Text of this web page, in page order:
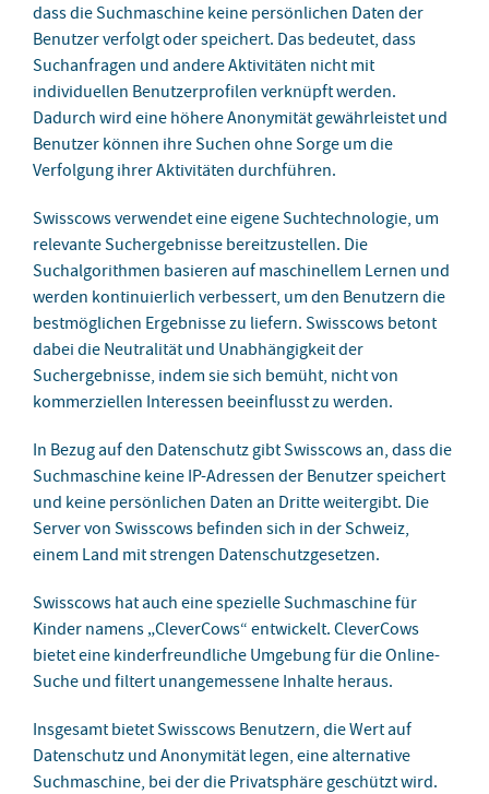
dass die Suchmaschine keine persönlichen Daten der
Benutzer verfolgt oder speichert. Das bedeutet, dass
Suchanfragen und andere Aktivitäten nicht mit
individuellen Benutzerprofilen verknüpft werden.
Dadurch wird eine höhere Anonymität gewährleistet und
Benutzer können ihre Suchen ohne Sorge um die
Verfolgung ihrer Aktivitäten durchführen.
Swisscows verwendet eine eigene Suchtechnologie, um
relevante Suchergebnisse bereitzustellen. Die
Suchalgorithmen basieren auf maschinellem Lernen und
werden kontinuierlich verbessert, um den Benutzern die
bestmöglichen Ergebnisse zu liefern. Swisscows betont
dabei die Neutralität und Unabhängigkeit der
Suchergebnisse, indem sie sich bemüht, nicht von
kommerziellen Interessen beeinflusst zu werden.
In Bezug auf den Datenschutz gibt Swisscows an, dass die
Suchmaschine keine IP-Adressen der Benutzer speichert
und keine persönlichen Daten an Dritte weitergibt. Die
Server von Swisscows befinden sich in der Schweiz,
einem Land mit strengen Datenschutzgesetzen.
Swisscows hat auch eine spezielle Suchmaschine für
Kinder namens „CleverCows“ entwickelt. CleverCows
bietet eine kinderfreundliche Umgebung für die Online-
Suche und filtert unangemessene Inhalte heraus.
Insgesamt bietet Swisscows Benutzern, die Wert auf
Datenschutz und Anonymität legen, eine alternative
Suchmaschine, bei der die Privatsphäre geschützt wird.